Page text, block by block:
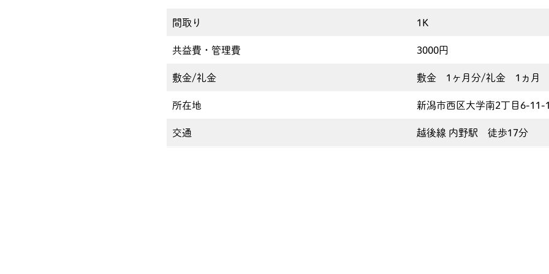
間取り 1K
共益費・管理費 3000円
敷金/礼金 敷金 1ヶ月分/礼金 1ヵ月
所在地 新潟市西区大学南2丁目6-11-
交通 越後線 内野駅 徒歩17分